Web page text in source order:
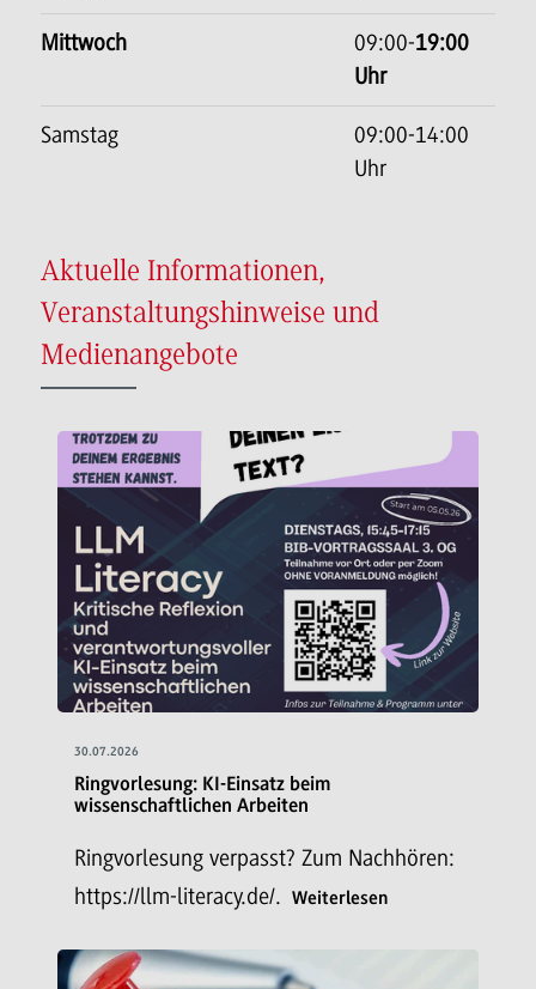
Mittwoch 09:00-19:00
Uhr
Samstag
09:00-14:00
Uhr
Aktuelle Informationen,
Veranstaltungshinweise und
Medienangebote
30.07.2026
Ringvorlesung: KI-Einsatz beim
wissenschaftlichen Arbeiten
Ringvorlesung verpasst? Zum Nachhören:
https://llm-literacy.de/.
Weiterlesen